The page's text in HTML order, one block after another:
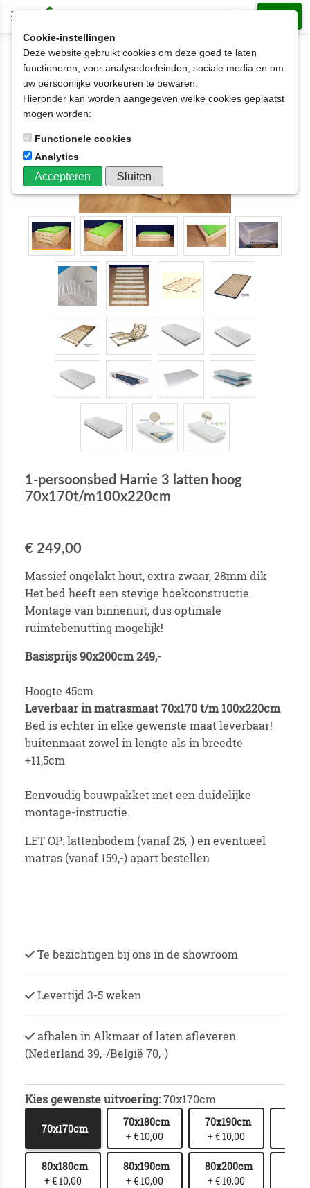
1-persoonsbed op matrasmaat
90x180cm
1-persoonsbed Harrie 3 latten hoog
70x170t/m100x220cm
1-persoonsbed Harrie 3 latten hoog
70x170t/m100x220cm
€ 249,00
Massief ongelakt hout, extra zwaar, 28mm dik
Het bed heeft een stevige hoekconstructie.
Montage van binnenuit, dus optimale
ruimtebenutting mogelijk!
Basisprijs 90x200cm 249,-
Hoogte 45cm.
Leverbaar in matrasmaat 70x170 t/m 100x220cm
Bed is echter in elke gewenste maat leverbaar!
buitenmaat zowel in lengte als in breedte
+11,5cm
Eenvoudig bouwpakket met een duidelijke
montage-instructie.
LET OP: lattenbodem (vanaf 25,-) en eventueel
matras (vanaf 159,-) apart bestellen
Te bezichtigen bij ons in de showroom
Levertijd 3-5 weken
afhalen in Alkmaar of laten afleveren
(Nederland 39,-/België 70,-)
Kies gewenste uitvoering:70x170cm
70x170cm
70x180cm
+ € 10,00
70x190cm
+ € 10,00
80x180cm
+ € 10,00
80x190cm
+ € 10,00
80x200cm
+ € 10,00
Cookie-instellingen
Deze website gebruikt cookies om deze goed te laten
functioneren, voor analysedoeleinden, sociale media en om
uw persoonlijke voorkeuren te bewaren.
Hieronder kan worden aangegeven welke cookies geplaatst
mogen worden:
Functionele cookies
Analytics
Accepteren Sluiten